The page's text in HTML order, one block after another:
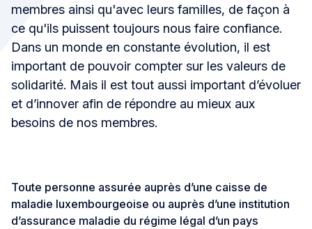
membres ainsi qu'avec leurs familles, de façon à
ce qu'ils puissent toujours nous faire confiance.
Dans un monde en constante évolution, il est
important de pouvoir compter sur les valeurs de
solidarité. Mais il est tout aussi important d’évoluer
et d’innover afin de répondre au mieux aux
besoins de nos membres.
Toute personne assurée auprès d’une caisse de
maladie luxembourgeoise ou auprès d’une institution
d’assurance maladie du régime légal d’un pays